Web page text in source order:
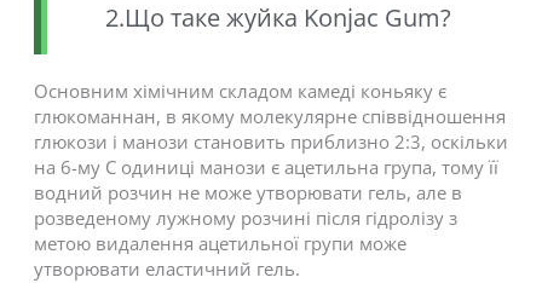
2.Що таке жуйка Konjac Gum?
Основним хімічним складом камеді коньяку є
глюкоманнан, в якому молекулярне співвідношення
глюкози і манози становить приблизно 2:3, оскільки
на 6-му C одиниці манози є ацетильна група, тому її
водний розчин не може утворювати гель, але в
розведеному лужному розчині після гідролізу з
метою видалення ацетильної групи може
утворювати еластичний гель.